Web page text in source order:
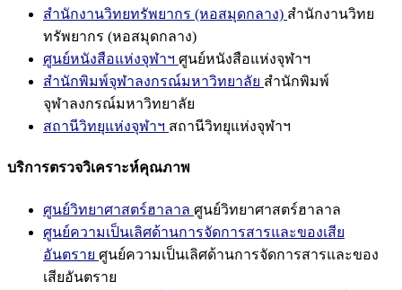
สำนักงานวิทยทรัพยากร (หอสมุดกลาง) สำนักงานวิทย
ทรัพยากร (หอสมุดกลาง)
ศูนย์หนังสือแห่งจุฬาฯ ศูนย์หนังสือแห่งจุฬาฯ
สำนักพิมพ์จุฬาลงกรณ์มหาวิทยาลัย สำนักพิมพ์
จุฬาลงกรณ์มหาวิทยาลัย
สถานีวิทยุแห่งจุฬาฯ สถานีวิทยุแห่งจุฬาฯ
บริการตรวจวิเคราะห์คุณภาพ
ศูนย์วิทยาศาสตร์ฮาลาล ศูนย์วิทยาศาสตร์ฮาลาล
ศูนย์ความเป็นเลิศด้านการจัดการสารและของเสีย
อันตราย ศูนย์ความเป็นเลิศด้านการจัดการสารและของ
เสียอันตราย